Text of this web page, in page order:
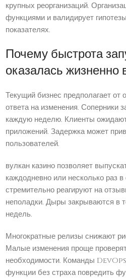
крупных реорганизаций.
функциями и валидирует
показателях.
Почему быстрота
оказалась жизненно
Текущий бизнес предполагает от
ответа на изменения. Соперники
каждую неделю. Клиенты
приложений. Задержка может
пользователей.
вулкан казино позволяет
каждодневно или несколько раз
стремительно реагируют на
неполадки. Дыры закрываются в
недель.
Многократные релизы снижают
Малые изменения проще
необходимости. Команды
функции без страха повредить